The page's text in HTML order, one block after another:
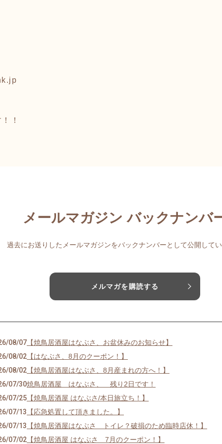
！
メールマガジン バックナンバ
過去にお送りしたメールマガジンをバックナンバーとして公開して
メルマガを購読する
08/07 【焼鳥居酒屋はなぶさ、お盆休みのお知らせ】
08/02 【はなぶさ、8月のクーポン！】
08/02 【焼鳥居酒屋はなぶさ、8月産まれの方へ！】
07/30焼鳥居酒屋 はなぶさ、 残り2日です！
07/25 【焼鳥居酒屋 はなぶさ/本日旅立ち！】
07/13 【応急処置して頂きました。】
07/13 【焼鳥居酒屋はなぶさ トイレ？破損のため臨時店休！】
07/02 【焼鳥居酒屋 はなぶさ 7月のクーポン！】